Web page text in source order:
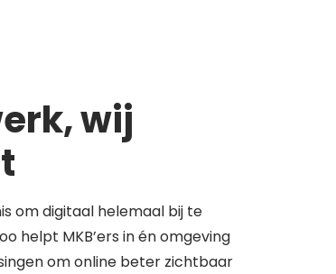
wij
om digitaal helemaal bij te
helpt MKB’ers in én omgeving
om online beter zichtbaar